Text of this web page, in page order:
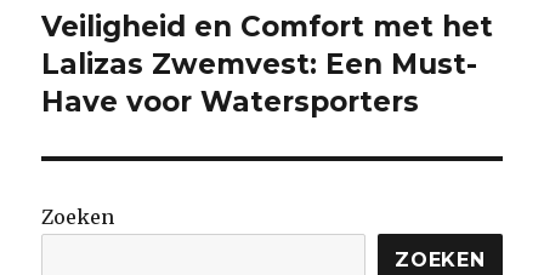
Volgende
bericht:
Veiligheid en Comfort met het
Lalizas Zwemvest: Een Must-
Have voor Watersporters
Zoeken
ZOEKEN